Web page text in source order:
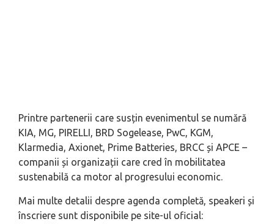
Printre partenerii care susțin evenimentul se numără
KIA, MG, PIRELLI, BRD Sogelease, PwC, KGM,
Klarmedia, Axionet, Prime Batteries, BRCC și APCE –
companii și organizații care cred în mobilitatea
sustenabilă ca motor al progresului economic.
Mai multe detalii despre agenda completă, speakeri și
înscriere sunt disponibile pe site-ul oficial: